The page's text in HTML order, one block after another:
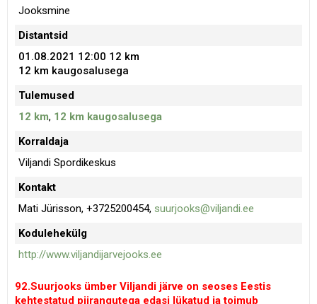
Jooksmine
Distantsid
01.08.2021 12:00 12 km
12 km kaugosalusega
Tulemused
12 km, 12 km kaugosalusega
Korraldaja
Viljandi Spordikeskus
Kontakt
Mati Jürisson, +3725200454, suurjooks@viljandi.ee
Kodulehekülg
http://www.viljandijarvejooks.ee
92.Suurjooks ümber Viljandi järve on seoses Eestis
kehtestatud piirangutega edasi lükatud ja toimub